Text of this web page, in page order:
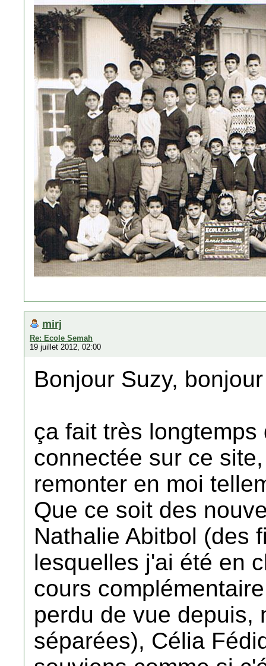
mirj
Re: Ecole Semah
19 juillet 2012, 02:00
Bonjour Suzy,
ça fait très
connectée sur ce
remonter en moi
Que ce soit des
Nathalie Abitbol (des
lesquelles j'ai été en
cours
perdu de vue depuis,
séparées), Célia